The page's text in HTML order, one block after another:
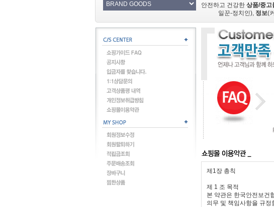
안전하고 건강한 상품/중고
일꾼-정치인), 정보(
제1장 총칙
제 1 조 목적
본 약관은 한국안전보건
의무 및 책임사항을 규